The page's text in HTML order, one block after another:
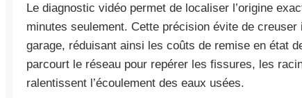
Le diagnostic vidéo permet de localiser l’origine
minutes seulement. Cette précision évite de
garage, réduisant ainsi les coûts de remise en état
parcourt le réseau pour repérer les fissures, les
ralentissent l’écoulement des eaux usées.